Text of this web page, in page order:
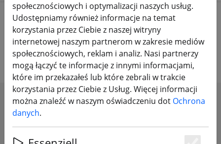
Home Drony FPV RTF, BNF I PNP
Drony FPV RTF, BNF i PNP
SHOW FILTERS
społecznościowych i optymalizacji naszych usług.
Udostępniamy również informacje na temat
korzystania przez Ciebie z naszej witryny
internetowej naszym partnerom w zakresie mediów
społecznościowych, reklam i analiz. Nasi partnerzy
mogą łączyć te informacje z innymi informacjami,
które im przekazałeś lub które zebrali w trakcie
korzystania przez Ciebie z Usług. Więcej informacji
można znaleźć w naszym oświadczeniu dot Ochrona
danych.